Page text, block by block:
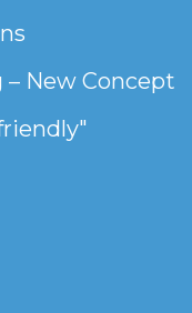
New Concept